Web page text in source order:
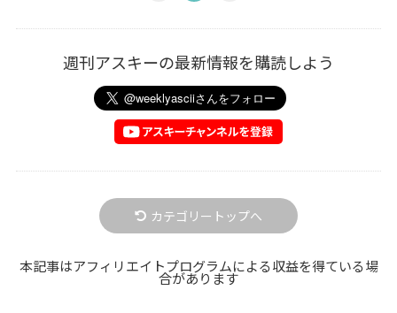
週刊アスキーの最新情報を購読しよう
カテゴリートップへ
本記事はアフィリエイトプログラムによる収益を得ている場
合があります